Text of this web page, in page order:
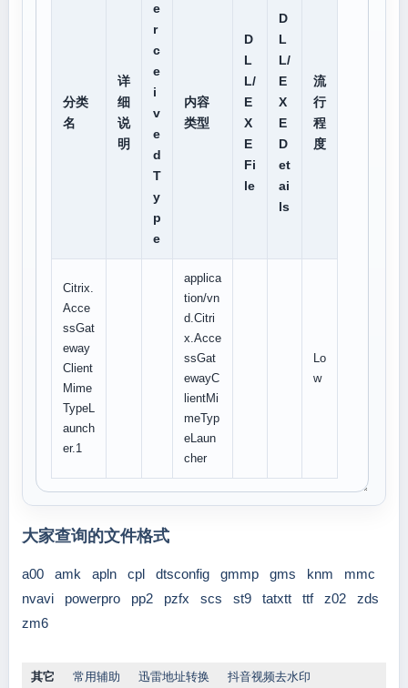
分类
名
详
细
说
明
e
r
c
e
i
v
e
d
T
y
p
e
内容
类型
D
L
L/
E
X
E
Fi
le
D
L
L/
E
X
E
D
et
ai
ls
流
行
程
度
Citrix.
Acce
ssGat
eway
Client
Mime
TypeL
aunch
er.1
applica
tion/vn
d.Citri
x.Acce
ssGat
ewayC
lientMi
meTyp
eLaun
cher
Lo
w
大家查询的文件格式
a00 amk apln cpl dtsconfig gmmp gms knm
mmc
nvavi
powerpro pp2 pzfx scs st9 tatxtt ttf z02
zds
zm6
其它 常用辅助 迅雷地址转换 抖音视频去水印